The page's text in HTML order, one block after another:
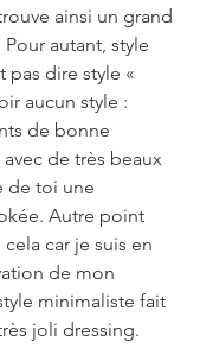
ainsi un grand
autant, style
pas dire style «
aucun style :
de bonne
de très beaux
de toi une
Autre point
car je suis en
de mon
minimaliste fait
joli dressing.